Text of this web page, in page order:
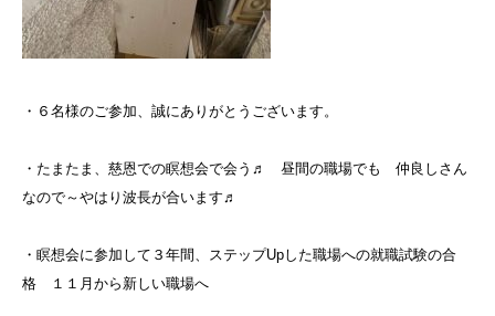
・６名様のご参加、誠にありがとうございます。
・たまたま、慈恩での瞑想会で会う♬ 昼間の職場でも 仲良しさん
なので～やはり波長が合います♬
・瞑想会に参加して３年間、ステップUpした職場への就職試験の合
格 １１月から新しい職場へ